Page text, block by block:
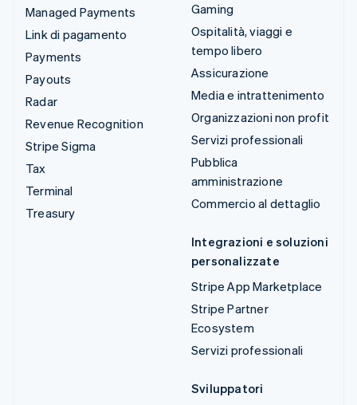
Managed Payments
Link di pagamento
Payments
Payouts
Radar
Revenue Recognition
Stripe Sigma
Tax
Terminal
Treasury
Gaming
Ospitalità, viaggi e
tempo libero
Assicurazione
Media e intrattenimento
Organizzazioni non profit
Servizi professionali
Pubblica
amministrazione
Commercio al dettaglio
Integrazioni e soluzioni
personalizzate
Stripe App Marketplace
Stripe Partner
Ecosystem
Servizi professionali
Sviluppatori